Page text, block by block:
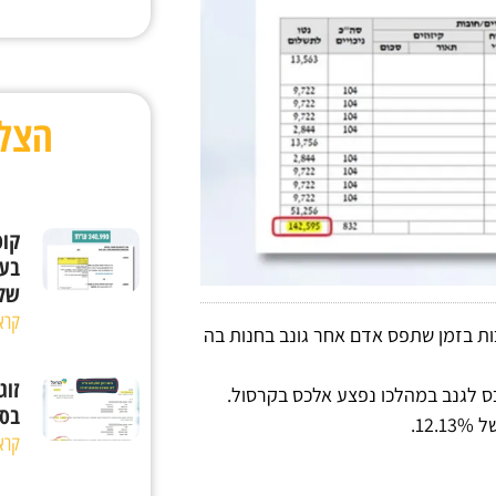
בזמן שתפס אדם אחר גונב בחנות בה
לגנב במהלכו נפצע אלכס בקרסול.
של :
בסך